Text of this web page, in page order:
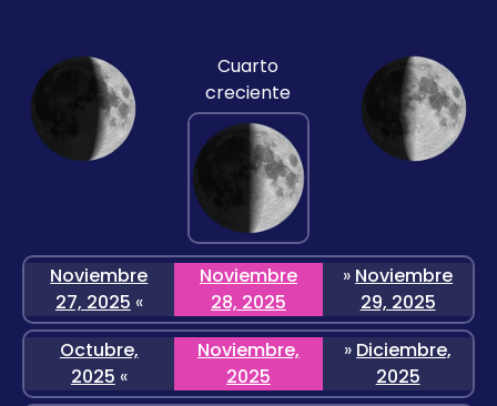
Cuarto
creciente
Noviembre
27, 2025 «
Noviembre
28, 2025
» Noviembre
29, 2025
Octubre,
2025 «
Noviembre,
2025
» Diciembre,
2025